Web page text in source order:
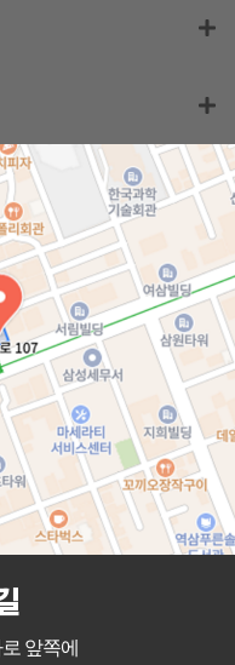
앞쪽에